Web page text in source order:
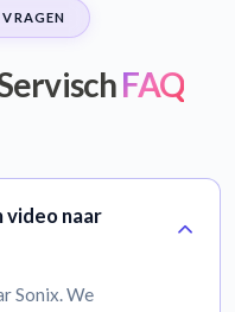
FAQ
video naar
Sonix. We